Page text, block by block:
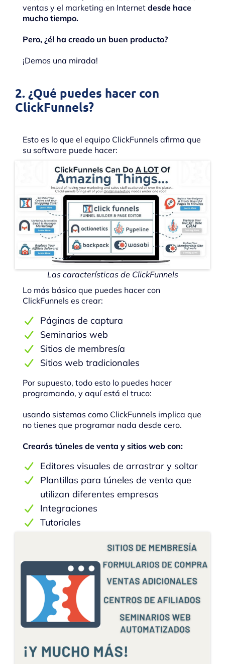
ventas y el marketing en Internet desde hace
mucho tiempo.
Pero, ¿él ha creado un buen producto?
¡Demos una mirada!
2. ¿Qué puedes hacer con
ClickFunnels?
Esto es lo que el equipo ClickFunnels afirma que
su software puede hacer:
Las características de ClickFunnels
Lo más básico que puedes hacer con
ClickFunnels es crear:
Páginas de captura
Seminarios web
Sitios de membresía
Sitios web tradicionales
Por supuesto, todo esto lo puedes hacer
programando, y aquí está el truco:
usando sistemas como ClickFunnels implica que
no tienes que programar nada desde cero.
Crearás túneles de venta y sitios web con:
Editores visuales de arrastrar y soltar
Plantillas para túneles de venta que
utilizan diferentes empresas
Integraciones
Tutoriales